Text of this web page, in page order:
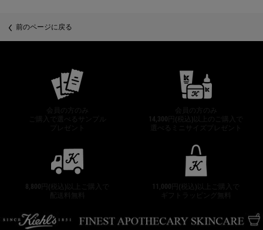
前のページに戻る
会員の方のみ
ご購入で選べるサンプル
会員の方のみ
14,300円(税込)以上のご購入で
選べるミニサイズプレゼント
8,800円(税込)以上ご購入で
11,000円(税込)以上ご購入で